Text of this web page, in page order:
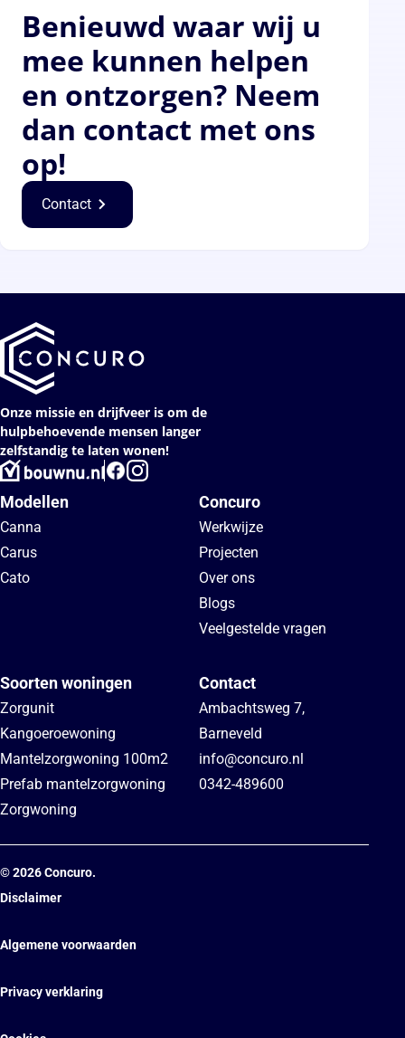
Benieuwd waar wij u
mee kunnen helpen
en ontzorgen? Neem
dan contact met ons
op!
Contact
Onze missie en drijfveer is om de
hulpbehoevende mensen langer
zelfstandig te laten wonen!
Modellen
Canna
Carus
Cato
Concuro
Werkwijze
Projecten
Over ons
Blogs
Veelgestelde vragen
Soorten woningen
Zorgunit
Kangoeroewoning
Mantelzorgwoning 100m2
Prefab mantelzorgwoning
Zorgwoning
Contact
Ambachtsweg 7,
Barneveld
info@concuro.nl
0342-489600
©2026Concuro.
Disclaimer
Algemene voorwaarden
Privacy verklaring